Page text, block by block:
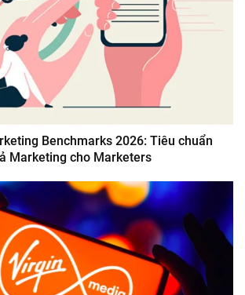
Benchmarks 2026: Tiêu chuẩn
Marketing cho Marketers